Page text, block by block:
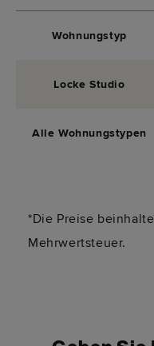
Wohnungstyp
Locke Studio
Alle Wohnungstypen
*Die Preise
Mehrwertsteuer.